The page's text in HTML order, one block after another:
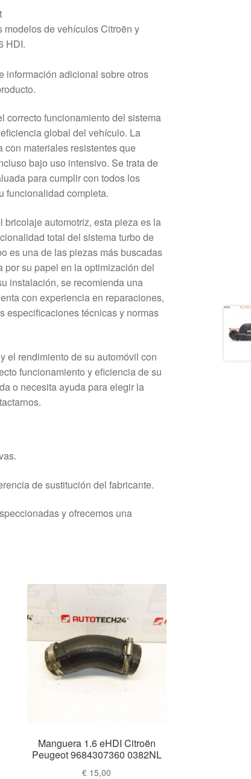
de vehículos Citroën y
HDI.
información adicional sobre otros
correcto funcionamiento del sistema
global del vehículo. La
con materiales resistentes que
bajo uso intensivo. Se trata de
para cumplir con todos los
funcionalidad completa.
automotriz, esta pieza es la
total del sistema turbo de
es una de las piezas más buscadas
por su papel en la optimización del
instalación, se recomienda una
con experiencia en reparaciones,
especificaciones técnicas y normas
el rendimiento de su automóvil con
funcionamiento y eficiencia de su
o necesita ayuda para elegir la
de sustitución del fabricante.
y ofrecemos una
Manguera 1.6 eHDI Citroën
Peugeot 9684307360 0382NL
€ 15,00